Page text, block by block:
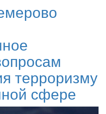
терроризму
сфере